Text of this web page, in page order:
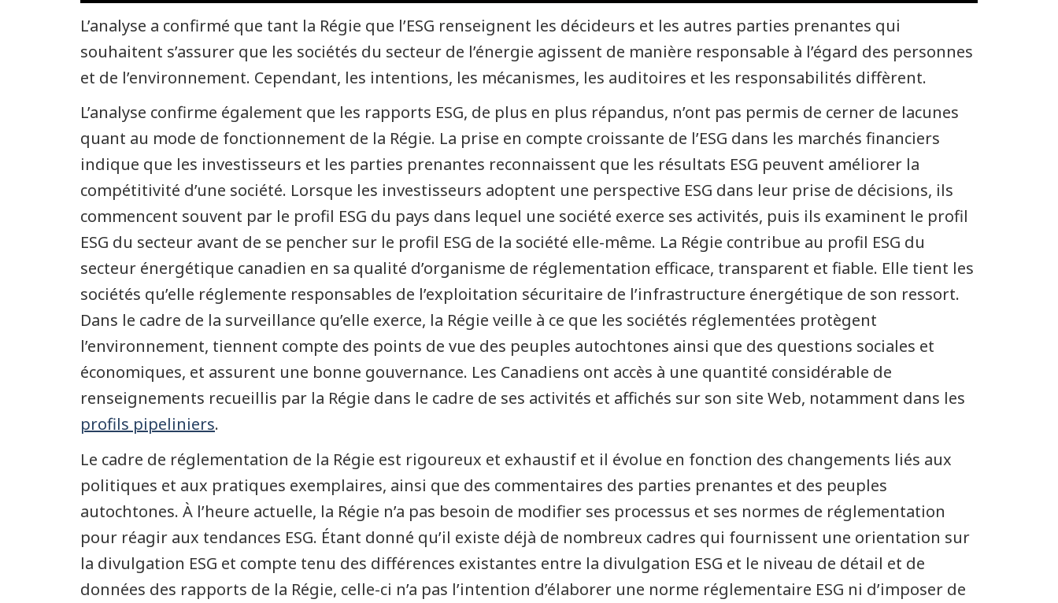
L’analyse a confirmé que tant la Régie que l’ESG renseignent les décideurs et les autres parties prenantes qui
souhaitent s’assurer que les sociétés du secteur de l’énergie agissent de manière responsable à l’égard des personnes
et de l’environnement. Cependant, les intentions, les mécanismes, les auditoires et les responsabilités diffèrent.
L’analyse confirme également que les rapports ESG, de plus en plus répandus, n’ont pas permis de cerner de lacunes
quant au mode de fonctionnement de la Régie. La prise en compte croissante de l’ESG dans les marchés financiers
indique que les investisseurs et les parties prenantes reconnaissent que les résultats ESG peuvent améliorer la
compétitivité d’une société. Lorsque les investisseurs adoptent une perspective ESG dans leur prise de décisions, ils
commencent souvent par le profil ESG du pays dans lequel une société exerce ses activités, puis ils examinent le profil
ESG du secteur avant de se pencher sur le profil ESG de la société elle-même. La Régie contribue au profil ESG du
secteur énergétique canadien en sa qualité d’organisme de réglementation efficace, transparent et fiable. Elle tient les
sociétés qu’elle réglemente responsables de l’exploitation sécuritaire de l’infrastructure énergétique de son ressort.
Dans le cadre de la surveillance qu’elle exerce, la Régie veille à ce que les sociétés réglementées protègent
l’environnement, tiennent compte des points de vue des peuples autochtones ainsi que des questions sociales et
économiques, et assurent une bonne gouvernance. Les Canadiens ont accès à une quantité considérable de
renseignements recueillis par la Régie dans le cadre de ses activités et affichés sur son site Web, notamment dans les
profils pipeliniers.
Le cadre de réglementation de la Régie est rigoureux et exhaustif et il évolue en fonction des changements liés aux
politiques et aux pratiques exemplaires, ainsi que des commentaires des parties prenantes et des peuples
autochtones. À l’heure actuelle, la Régie n’a pas besoin de modifier ses processus et ses normes de réglementation
pour réagir aux tendances ESG. Étant donné qu’il existe déjà de nombreux cadres qui fournissent une orientation sur
la divulgation ESG et compte tenu des différences existantes entre la divulgation ESG et le niveau de détail et de
données des rapports de la Régie, celle-ci n’a pas l’intention d’élaborer une norme réglementaire ESG ni d’imposer de